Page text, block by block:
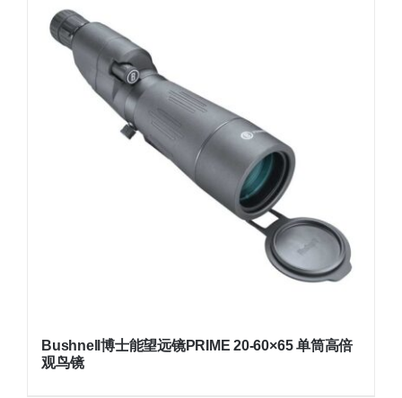
Bushnell博士能望远镜PRIME 20-60×65 单筒高倍
观鸟镜